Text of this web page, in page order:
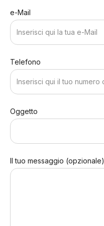
e-Mail
Telefono
Oggetto
Il tuo messaggio (opzionale)